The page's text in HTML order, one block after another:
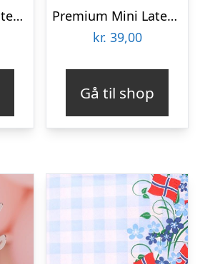
Premium Mini Latexballoner Mintgrøn
Premium Mini Latexballoner Chocolate Brown
kr. 39,00
Gå til shop